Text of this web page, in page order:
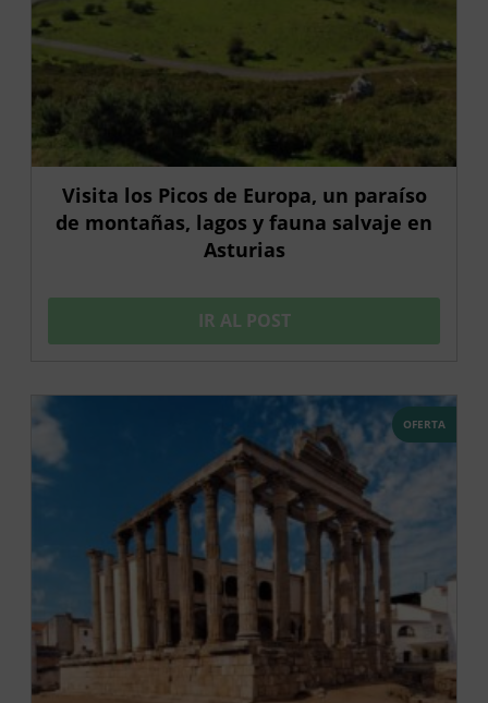
Visita los Picos de Europa, un paraíso
de montañas, lagos y fauna salvaje en
Asturias
IR AL POST
OFERTA